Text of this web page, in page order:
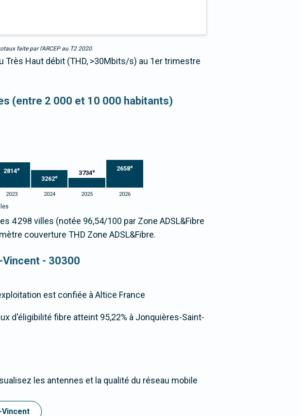
faite par l’ARCEP au T2 2020.
Haut débit (THD, >30Mbits/s) au 1er trimestre
(entre 2 000 et 10 000 habitants)
2814e
3262e
3734e 2658e
2023 2024 2025 2026
4 298 villes (notée 96,54/100 par Zone ADSL&Fibre
couverture THD Zone ADSL&Fibre.
Vincent - 30300
est confiée à Altice France
d'éligibilité fibre atteint 95,22% à Jonquières-Saint-
les antennes et la qualité du réseau mobile
Vincent